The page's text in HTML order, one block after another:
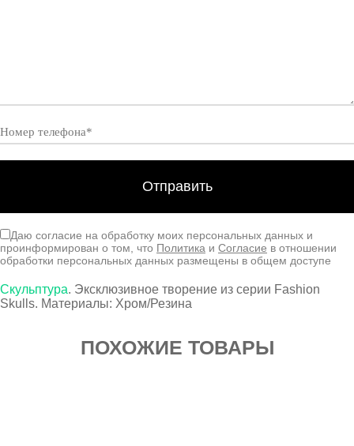
Даю согласие на обработку моих персональных данных и
проинформирован о том, что Политика и Согласие в отношении
обработки персональных данных размещены в общем доступе
Скульптура. Эксклюзивное творение из серии Fashion
Skulls. Материалы: Хром/Резина
ПОХОЖИЕ ТОВАРЫ